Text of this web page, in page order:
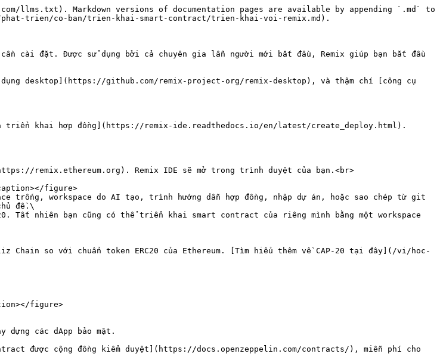
llms.txt). Markdown versions of documentation pages are available by appending `.md` to
trien/co-ban/trien-khai-smart-contract/trien-khai-voi-remix.md).
cài đặt. Được sử dụng bởi cả chuyên gia lẫn người mới bắt đầu, Remix giúp bạn bắt đầu
desktop](https://github.com/remix-project-org/remix-desktop), và thậm chí [công cụ
triển khai hợp đồng](https://remix-ide.readthedocs.io/en/latest/create_deploy.html).
remix.ethereum.org). Remix IDE sẽ mở trong trình duyệt của bạn.<br>
trống, workspace do AI tạo, trình hướng dẫn hợp đồng, nhập dự án, hoặc sao chép từ git
đề.\
Chain so với chuẩn token ERC20 của Ethereum. [Tìm hiểu thêm về CAP-20 tại đây](/vi/hoc-
figure>
dựng các dApp bảo mật.
được cộng đồng kiểm duyệt](https://docs.openzeppelin.com/contracts/), miễn phí cho